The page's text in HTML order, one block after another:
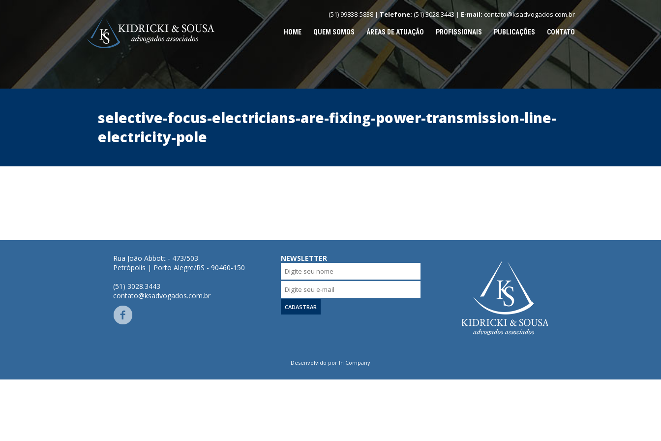
(51) 99838-5838 | Telefone: (51) 3028.3443 | E-mail: contato@ksadvogados.com.br
HOME QUEM SOMOS ÁREAS DE ATUAÇÃO PROFISSIONAIS PUBLICAÇÕES CONTATO
selective-focus-electricians-are-fixing-power-transmission-line-
electricity-pole
Rua João Abbott - 473/503
Petrópolis | Porto Alegre/RS - 90460-150
(51) 3028.3443
contato@ksadvogados.com.br
NEWSLETTER
Desenvolvido por In Company